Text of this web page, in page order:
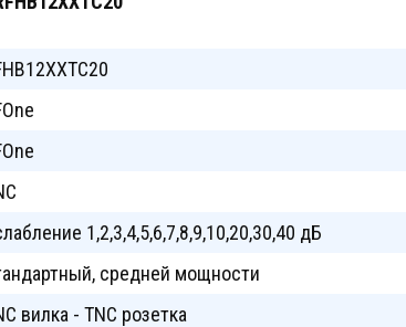
1,2,3,4,5,6,7,8,9,10,20,30,40 дБ
средней мощности
вилка - TNC розетка